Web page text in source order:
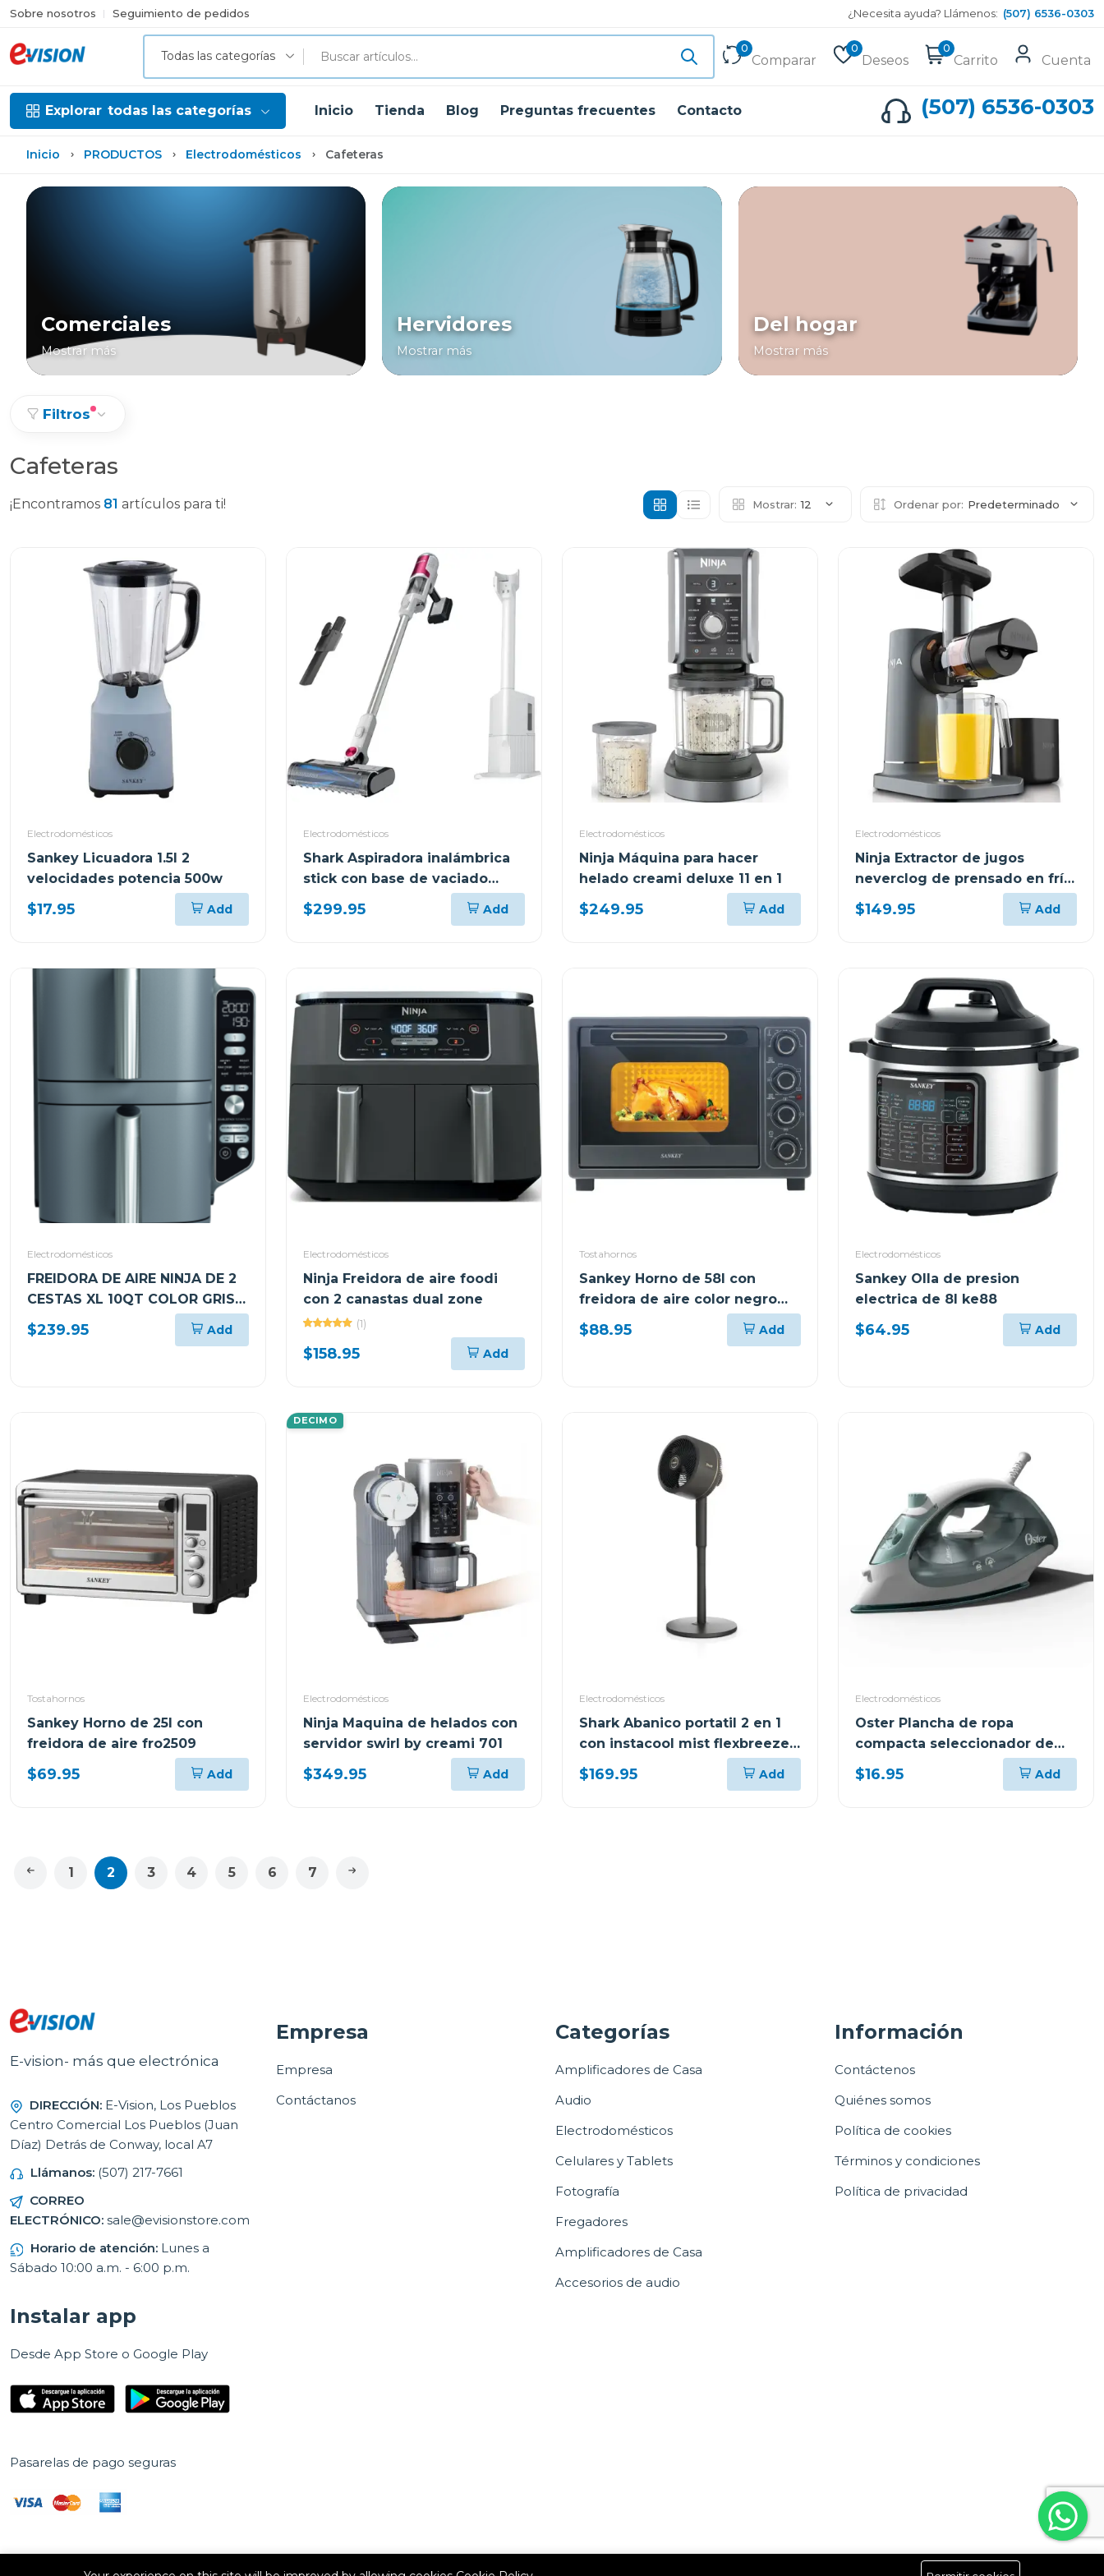
Sobre nosotros Seguimiento de pedidos ¿Necesita ayuda? Llámenos: (507) 6536-0303
Todas las categorías
0
Comparar
0
Deseos
0
Carrito Cuenta
Explorar todas las categorías Inicio Tienda Blog Preguntas frecuentes Contacto (507) 6536-0303
Inicio PRODUCTOS Electrodomésticos Cafeteras
Comerciales
Mostrar más
Hervidores
Mostrar más
Del hogar
Mostrar más
Filtros
Cafeteras
¡Encontramos 81 artículos para ti! Mostrar: 12 Ordenar por: Predeterminado
Electrodomésticos
Sankey Licuadora 1.5l 2
velocidades potencia 500w
$17.95 Add
Electrodomésticos
Shark Aspiradora inalámbrica
stick con base de vaciado
automático y filtro hepa - serie
clean & empty
$299.95 Add
Electrodomésticos
Ninja Máquina para hacer
helado creami deluxe 11 en 1
$249.95 Add
Electrodomésticos
Ninja Extractor de jugos
neverclog de prensado en frío
151
$149.95 Add
Electrodomésticos
FREIDORA DE AIRE NINJA DE 2
CESTAS XL 10QT COLOR GRIS
SL401
$239.95 Add
Electrodomésticos
Ninja Freidora de aire foodi
con 2 canastas dual zone
(1)
$158.95 Add
Tostahornos
Sankey Horno de 58l con
freidora de aire color negro
fro58011
$88.95 Add
Electrodomésticos
Sankey Olla de presion
electrica de 8l ke88
$64.95 Add
Tostahornos
Sankey Horno de 25l con
freidora de aire fro2509
$69.95 Add
DECIMO
Electrodomésticos
Ninja Maquina de helados con
servidor swirl by creami 701
$349.95 Add
Electrodomésticos
Shark Abanico portatil 2 en 1
con instacool mist flexbreeze
fa222
$169.95 Add
Electrodomésticos
Oster Plancha de ropa
compacta seleccionador de
tela 5002
$16.95 Add
1 2 3 4 5 6 7
E-vision- más que electrónica
DIRECCIÓN: E-Vision, Los Pueblos
Centro Comercial Los Pueblos (Juan
Díaz) Detrás de Conway, local A7
Llámanos: (507) 217-7661
CORREO
ELECTRÓNICO: sale@evisionstore.com
Horario de atención: Lunes a
Sábado 10:00 a.m. - 6:00 p.m.
Empresa
Empresa
Contáctanos
Categorías
Amplificadores de Casa
Audio
Electrodomésticos
Celulares y Tablets
Fotografía
Fregadores
Amplificadores de Casa
Accesorios de audio
Información
Contáctenos
Quiénes somos
Política de cookies
Términos y condiciones
Política de privacidad
Instalar app
Desde App Store o Google Play
Pasarelas de pago seguras